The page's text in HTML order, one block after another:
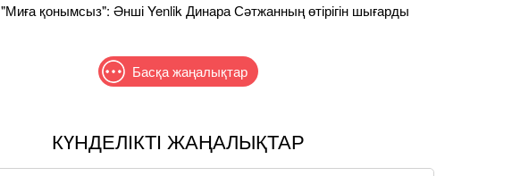
"Миға қонымсыз": Әнші Yenlik Динара Сәтжанның өтірігін шығарды
Басқа жаңалықтар
КҮНДЕЛІКТІ ЖАҢАЛЫҚТАР